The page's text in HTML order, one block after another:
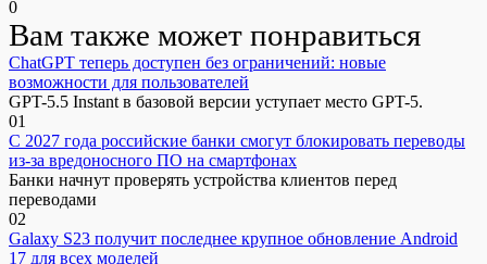
0
Вам также может понравиться
ChatGPT теперь доступен без ограничений: новые
возможности для пользователей
GPT-5.5 Instant в базовой версии уступает место GPT-5.
01
С 2027 года российские банки смогут блокировать переводы
из-за вредоносного ПО на смартфонах
Банки начнут проверять устройства клиентов перед
переводами
02
Galaxy S23 получит последнее крупное обновление Android
17 для всех моделей